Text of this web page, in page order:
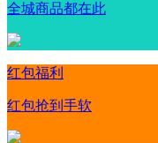
全城商品都在此
红包福利
红包抢到手软